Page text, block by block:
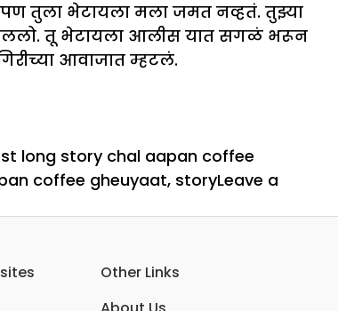
तुला भेटायला मला जमत नव्हतं. तुझ्या
तू भेटायला आलीस यात सगळं भरून
आवाजात म्हटलं.
long story chal aapan coffee
coffee gheuyaat, storyLeave a
Other Links